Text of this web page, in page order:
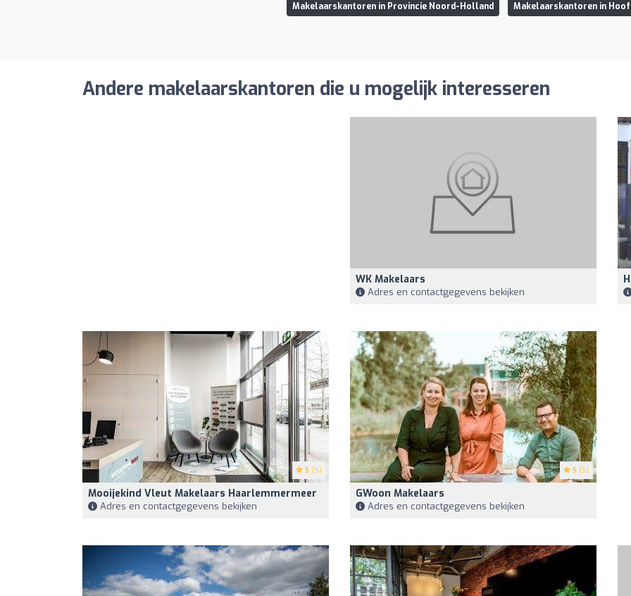
Makelaarskantoren in Provincie Noord-Holland Makelaarskantoren in
Andere makelaarskantoren die u mogelijk interesseren
WK Makelaars
Adres en contactgegevens bekijken
5 (5)
Mooijekind Vleut Makelaars Haarlemmermeer
Adres en contactgegevens bekijken
5 (5)
GWoon Makelaars
Adres en contactgegevens bekijken